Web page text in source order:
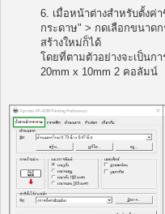
6. เมื่อหน้าต่างสำหรับตั้งค่
กระดาษ" > กดเลือกขนาด
สร้างใหม่ก็ได้
โดยที่ตามตัวอย่างจะเป็นก
20mm x 10mm 2 คอลัมน์